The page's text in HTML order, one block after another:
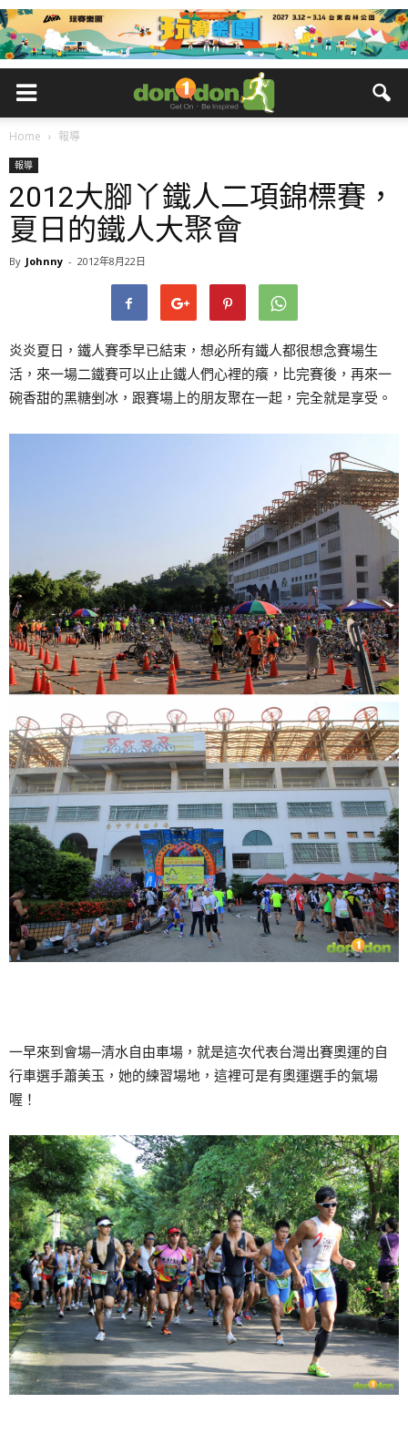
Home 報導
報導
2012大腳丫鐵人二項錦標賽，
夏日的鐵人大聚會
By Johnny - 2012年8月22日
炎炎夏日，鐵人賽季早已結束，想必所有鐵人都很想念賽場生
活，來一場二鐵賽可以止止鐵人們心裡的癢，比完賽後，再來一
碗香甜的黑糖剉冰，跟賽場上的朋友聚在一起，完全就是享受。
一早來到會場─清水自由車場，就是這次代表台灣出賽奧運的自
行車選手蕭美玉，她的練習場地，這裡可是有奧運選手的氣場
喔！